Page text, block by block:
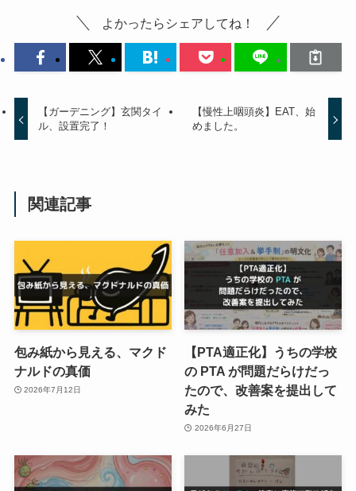
よかったらシェアしてね！
【ガーデニング】玄関タイ
ル、設置完了！
【慢性上咽頭炎】EAT、始
めました。
関連記事
包み紙から見える、マクド
ナルドの真価
2026年7月12日
【PTA適正化】うちの学校
の PTA が問題だらけだっ
たので、改善案を提出して
みた
2026年6月27日